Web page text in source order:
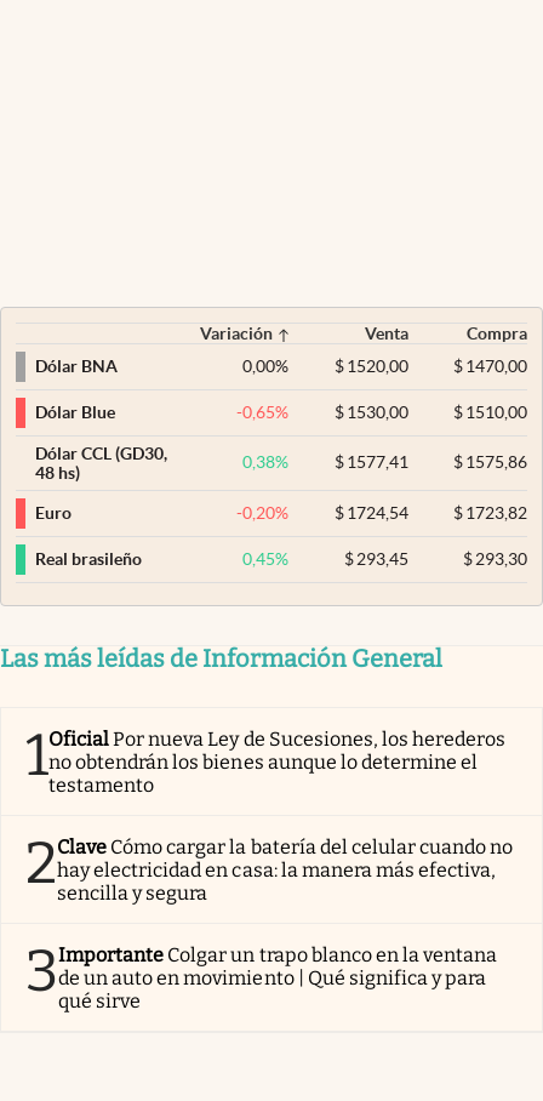
Variación Venta
Compra
Dólar BNA
0,00% $ 1520,00 $1470,00
Dólar Blue -0,65% $ 1530,00 $1510,00
Dólar CCL (GD30,
48 hs)
0,38% $ 1577,41 $1575,86
Euro -0,20% $ 1724,54 $1723,82
Real brasileño 0,45% $ 293,45 $293,30
Las más leídas de Información General
1OficialPor nueva Ley de Sucesiones, los herederos
no obtendrán los bienes aunque lo determine el
testamento
2Clave Cómo cargar la batería del celular cuando no
hay electricidad en casa: la manera más efectiva,
sencilla y segura
3Importante Colgar un trapo blanco en la ventana
de un auto en movimiento | Qué significa y para
qué sirve